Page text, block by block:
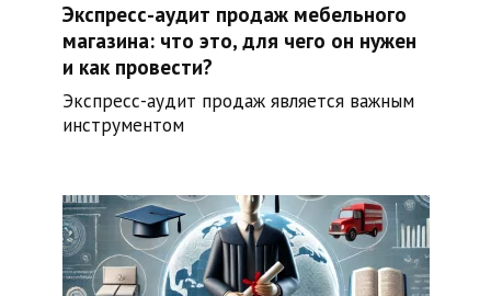
Экспресс-аудит продаж мебельного
магазина: что это, для чего он нужен
и как провести?
Экспресс-аудит продаж является важным
инструментом